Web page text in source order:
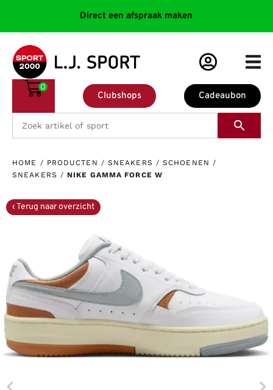
Direct een afspraak maken
Cadeaubon
Clubshops
0
HOME / PRODUCTEN / SNEAKERS /SCHOENEN /
SNEAKERS /NIKE GAMMA FORCE W